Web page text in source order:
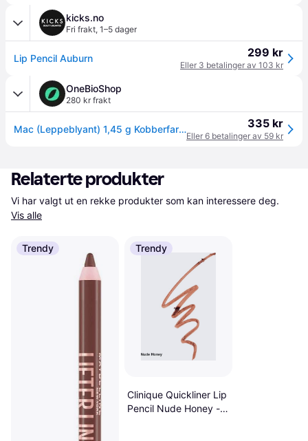
kicks.no
Fri frakt, 1–5 dager
Lip Pencil Auburn 299 kr
Eller 3 betalinger av 103 kr
OneBioShop
280 kr frakt
Mac (Leppeblyant) 1,45 g Kobberfarge 335 kr
Eller 6 betalinger av 59 kr
Relaterte produkter
Vis alle
Trendy Trendy
Clinique Quickliner Lip
Pencil Nude Honey -